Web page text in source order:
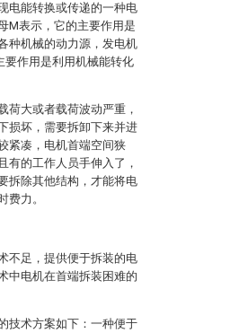
电能转换或传递的一种电
M表示，它的主要作用是
种机械的动力源，发电机
要作用是利用机械能转化
荷大或者载荷波动严重，
损坏，需要拆卸下来并进
紧凑，电机首端空间狭
有的工作人员手伸入了，
拆除其他结构，才能将电
费力。
不足，提供便于拆装的电
中电机在首端拆装困难的
技术方案如下：一种便于